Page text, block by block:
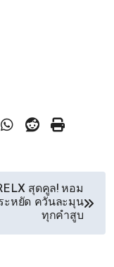
สุดคูล! หอม
ะหยัด ควันละมุน
ทุกคำสูบ